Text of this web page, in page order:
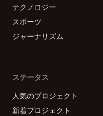
テクノロジー
スポーツ
ジャーナリズム
ステータス
人気のプロジェクト
新着プロジェクト